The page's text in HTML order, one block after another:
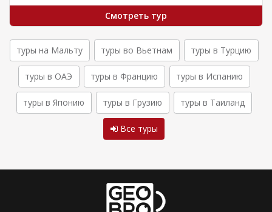
Смотреть тур
туры на Мальту туры во Вьетнам туры в Турцию
туры в ОАЭ туры в Францию туры в Испанию
туры в Японию туры в Грузию туры в Таиланд
Все туры